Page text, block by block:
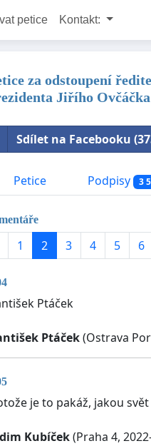
petice Kontakt:
za odstoupení
Jiřího
Sdílet na Facebooku
Petice Podpisy 3
1 2 3 4 5 6
Ptáček
Ptáček(Ostrava
je to pakáž, jakou
Kubíček(Praha 4,